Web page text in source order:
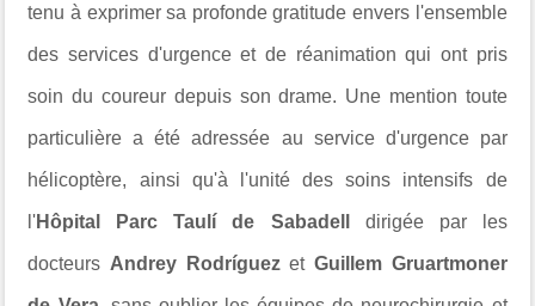
tenu à exprimer sa profonde gratitude envers l'ensemble
des services d'urgence et de réanimation qui ont pris
soin du coureur depuis son drame. Une mention toute
particulière a été adressée au service d'urgence par
hélicoptère, ainsi qu'à l'unité des soins intensifs de
l'Hôpital Parc Taulí de Sabadell dirigée par les
docteurs Andrey Rodríguezet Guillem Gruartmoner